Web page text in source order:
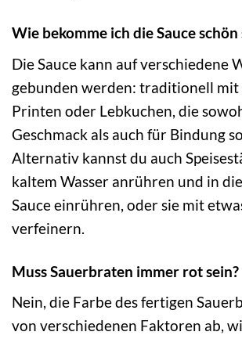
Wie bekomme ich die Sauce schön
Die Sauce kann auf verschiedene
gebunden werden: traditionell
Printen oder Lebkuchen, die
Geschmack als auch für Bindung
Alternativ kannst du auch
kaltem Wasser anrühren und in
Sauce einrühren, oder sie mit
verfeinern.
Muss Sauerbraten immer rot sein?
Nein, die Farbe des fertigen
von verschiedenen Faktoren ab,